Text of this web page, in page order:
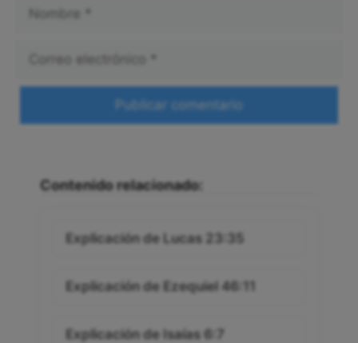
Contenido relacionado:
Explicación de Lucas 23:35
Explicación de Ezequiel 46:11
Explicación de Isaías 6:7